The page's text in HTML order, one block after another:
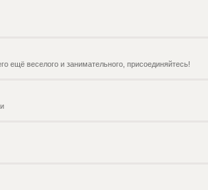
ещё веселого и занимательного, присоединяйтесь!